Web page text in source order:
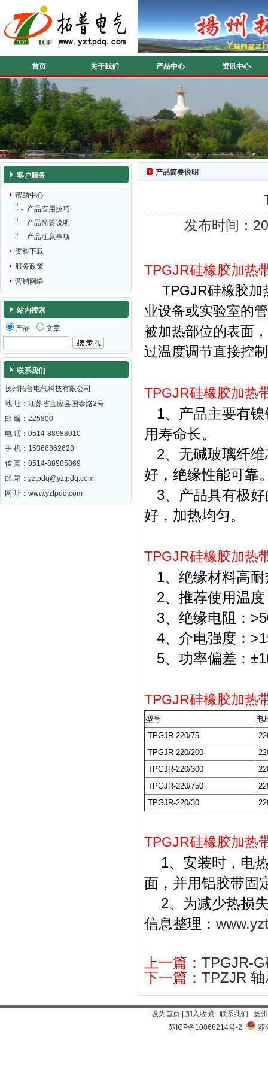
首页 关于我们 产品中心 资讯中心
客户服务
帮助中心
产品应用技巧
产品简要说明
产品注意事项
资料下载
服务政策
营销网络
站内搜索
产品 文章
联系我们
扬州拓普电气科技有限公司
地 址：江苏省宝应县国泰路2号
邮 编： 225800
电 话：0514-88988010
手 机：15366862628
传 真：0514-88985869
邮 箱： yztpdq@yztpdq.com
网 址： www.yztpdq.com
产品简要说明
发布时间：
TPGJR硅橡胶加热
TPGJR硅橡胶加
业设备或实验室的
被加热部位的表面
过温度调节直接控
TPGJR硅橡胶加热
1、产品主要有
用寿命长。
2、无碱玻璃纤维
好，绝缘性能可靠
3、产品具有极好
好，加热均匀。
TPGJR硅橡胶加热
1、绝缘材料高
2、推荐使用温
3、绝缘电阻：
4、介电强度：
5、功率偏差：
TPGJR硅橡胶加热
型号
电
TPGJR-220/75
TPGJR-220/200
TPGJR-220/300
TPGJR-220/750
TPGJR-220/30
TPGJR硅橡胶加热
1、安装时，电
面，并用铝胶带固
2、为减少热损
信息整理：
上一篇： TPGJR-
下一篇： TPZJR
设为首页 加入收藏 联系我们 扬
苏ICP备10068214号-2
苏